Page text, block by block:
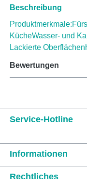
Beschreibung
KücheWasser- und
Lackierte
Bewertungen
Service-Hotline
Informationen
Rechtliches